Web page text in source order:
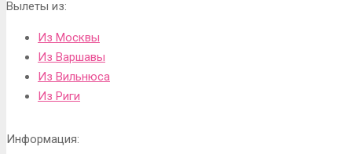
Вылеты из:
Из Москвы
Из Варшавы
Из Вильнюса
Из Риги
Информация: